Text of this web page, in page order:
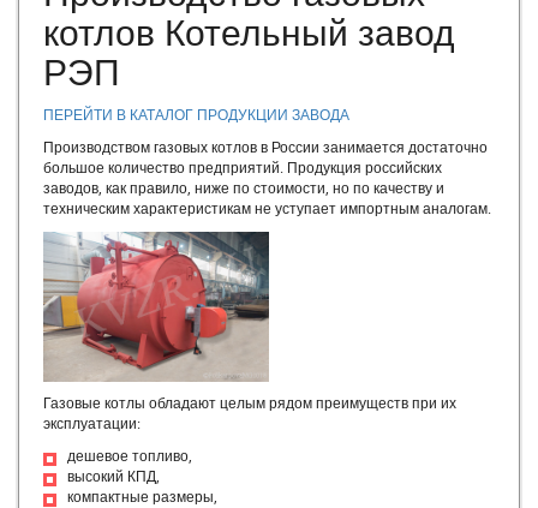
Эксплуатация разнотипного оборудования
Температура уходящих газов из котла
Эксплуатационные требования делающие работу котельной
установки надежной и экономичной. Температурный режим
отопительной котельной.
Водогрейные котлы работающие на самотяге
Отопительные котельные
Золоуловители
Дымовые трубы
Котел паровой ПАР
Обслуживание дымовых труб
Котлы для бурого угля
Подготовка котельной и системы отпления к работе
Неполадки в работе котлов, их причины и методы
Шлакоудаление
Коэффициент полезного действия котла, работающего на
твердом топливе
котлов Котельный завод
РЭП
ПЕРЕЙТИ В КАТАЛОГ ПРОДУКЦИИ ЗАВОДА
Производством газовых котлов в России занимается достаточно
большое количество предприятий. Продукция российских
заводов, как правило, ниже по стоимости, но по качеству и
техническим характеристикам не уступает импортным аналогам.
Газовые котлы обладают целым рядом преимуществ при их
эксплуатации:
дешевое топливо,
высокий КПД,
компактные размеры,